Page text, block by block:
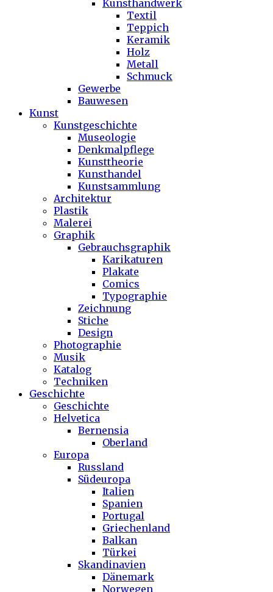
Kunsthandwerk
Textil
Teppich
Keramik
Holz
Metall
Schmuck
Gewerbe
Bauwesen
Kunst
Kunstgeschichte
Museologie
Denkmalpflege
Kunsttheorie
Kunsthandel
Kunstsammlung
Architektur
Plastik
Malerei
Graphik
Gebrauchsgraphik
Karikaturen
Plakate
Comics
Typographie
Zeichnung
Stiche
Design
Photographie
Musik
Katalog
Techniken
Geschichte
Geschichte
Helvetica
Bernensia
Oberland
Europa
Russland
Südeuropa
Italien
Spanien
Portugal
Griechenland
Balkan
Türkei
Skandinavien
Dänemark
Norwegen